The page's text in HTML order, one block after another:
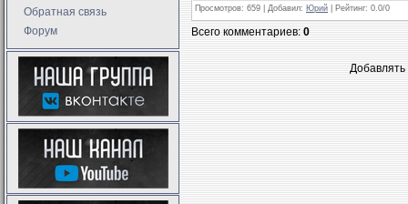
Обратная связь
Форум
Просмотров: 659 | Добавил: Юрий Рейтинг: 0.0/0
Всего комментариев:0
Добавлять